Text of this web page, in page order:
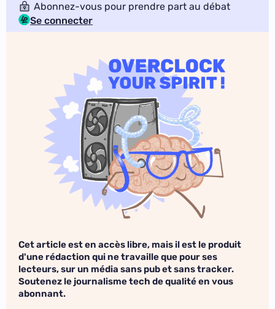
Abonnez-vous pour prendre part au débat
Se connecter
Cet article est en accès libre, mais il est le produit
d'une rédaction qui ne travaille que pour ses
lecteurs, sur un média sans pub et sans tracker.
Soutenez le journalisme tech de qualité en vous
abonnant.